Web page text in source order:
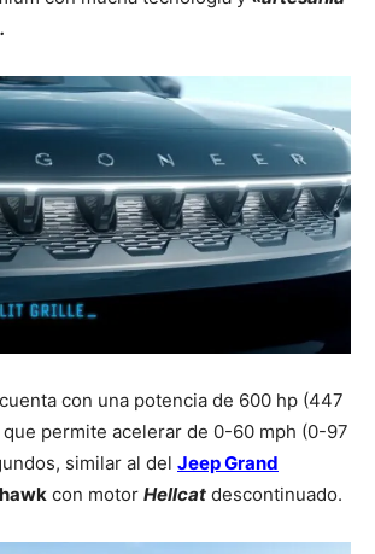
con una potencia de 600 hp (447
que permite acelerar de 0-60 mph (0-97
similar al del Jeep Grand
con motor Hellcat descontinuado.